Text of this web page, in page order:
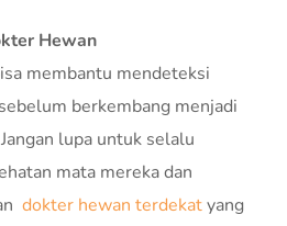
Hewan
membantu mendeteksi
berkembang menjadi
lupa untuk selalu
mata mereka dan
dokter hewan terdekatyang